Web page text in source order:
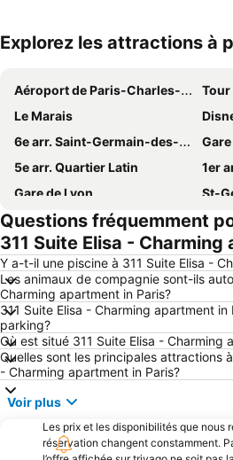
Explorez les attractions à
Aéroport de Paris-Charles-de-Gaulle
Tour
Le Marais
6e arr. Saint-Germain-des-Prés
5e arr. Quartier Latin
1er
Gare de Lyon
St-
Quartier Latin
Musée du Louvre
9e
La Vallée Village
4e
7e arr. Invalides
Gare Montparnasse
3e arr.Temple
Arc
Champs-Élysées
Notre-Dame Cathedral
2e arr. Sentier
11e
14e arr. Montparnasse
Questions fréquemment
311 Suite Elisa -
Y a-t-il une piscine à 311 Suite Elisa -
Les animaux de compagnie sont-ils
Charming apartment in Paris?
311 Suite Elisa - Charming apartment
parking?
Où est situé 311 Suite Elisa - Charming
Quelles sont les principales attractions
- Charming apartment in Paris?
Voir plus
Les prix et les disponibilités que nous
réservation changent constamment.